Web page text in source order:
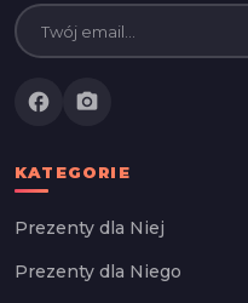
facebook photo_camera
KATEGORIE
Prezenty dla Niej
Prezenty dla Niego